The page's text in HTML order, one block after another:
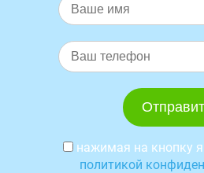
нажимая на кнопку
политикой